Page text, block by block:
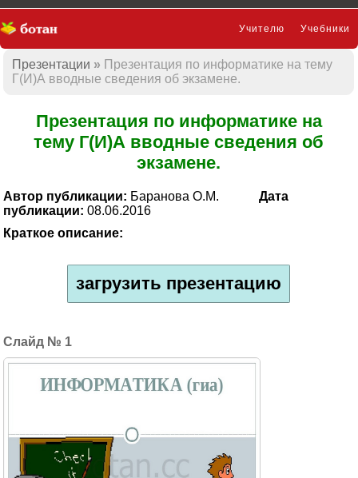
Учебники
Учителю
Презентации
Презентации
Презентация по информатике на тему
Г(И)А вводные сведения об экзамене.
Презентация по информатике на
тему Г(И)А вводные сведения об
экзамене.
Автор публикации: Баранова О.М.
Дата
публикации: 08.06.2016
Краткое описание:
загрузить презентацию
1